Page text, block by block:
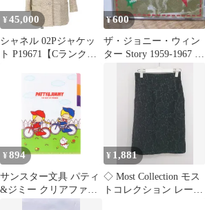
¥ 45,000
シャネル 02Pジャケッ
ト P19671【Cランク】
¥600
ザ・ジョニー・ウィン
ター Story 1959-1967 国
内製造発売盤
¥ 894
サンスター文具 パティ
&ジミー クリアファイ
ル A5 3P レトロ 書類整
¥ 1,881
◇ Most Collection モス
トコレクション レース